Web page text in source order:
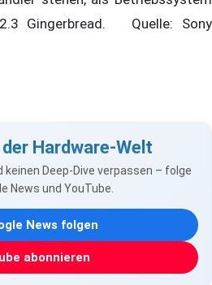
Gingerbread. Quelle: Sony
Hardware-Welt
keinen Deep-Dive verpassen – folge
News und YouTube.
News folgen
abonnieren